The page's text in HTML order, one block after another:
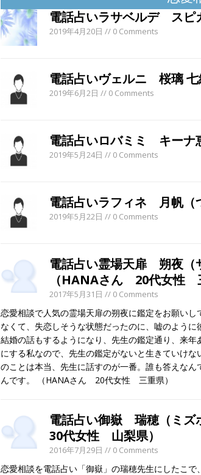
電話占いラサベルデ スピ
2019年4月20日 // 0 Comments
電話占いヴェルニ 桜璃
2019年6月2日 // 0 Comments
電話占いロバミミ キーナ
2019年5月24日 // 0 Comments
電話占いラフィネ 月帆（
2019年5月22日 // 0 Comments
電話占い霊場天扉 朔夜（
（HANAさん 20代女性
2017年5月31日 // 0 Comments
恋愛相談で人気の霊場天扉の朔夜に鑑定をお願い
なくて、失恋しそうな状態だったのに、嘘のように
結婚の話もするようになり、先生の鑑定通り、来
にする私なので、先生の鑑定がないと生きていけ
のことは本当、先生に話すのが一番。誰も答えな
んです。 （HANAさん 20代女性 三重県）
電話占い御嶽 瑞穂（ミズ
30代女性 山梨県）
2016年7月29日 // 0 Comments
恋愛相談を電話占い「御嶽」の瑞穂先生にしたこ